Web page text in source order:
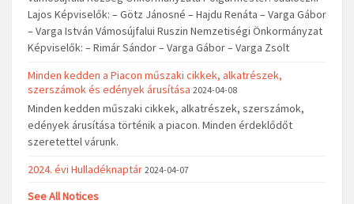
Lajos Képviselők: – Götz Jánosné – Hajdu Renáta – Varga Gábor
– Varga István Vámosújfalui Ruszin Nemzetiségi Önkormányzat
Képviselők: – Rimár Sándor – Varga Gábor – Varga Zsolt
Minden kedden a Piacon műszaki cikkek, alkatrészek,
szerszámok és edények árusítása 2024-04-08
Minden kedden műszaki cikkek, alkatrészek, szerszámok,
edények árusítása történik a piacon. Minden érdeklődőt
szeretettel várunk.
2024. évi Hulladéknaptár 2024-04-07
See All Notices